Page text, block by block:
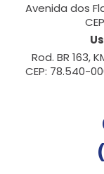
Avenida dos
Rod. BR 163,
CEP: 78.540-